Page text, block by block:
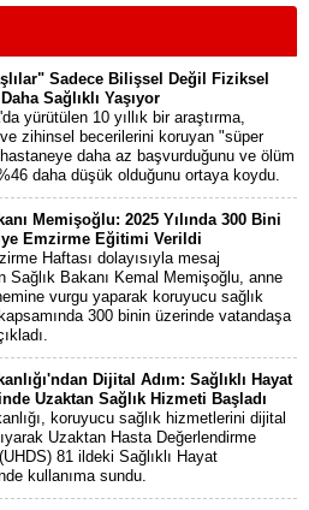
Sadece Bilişsel Değil Fiziksel
Sağlıklı Yaşıyor
yürütülen 10 yıllık bir araştırma,
ve zihinsel becerilerini koruyan "süper
hastaneye daha az başvurduğunu ve ölüm
daha düşük olduğunu ortaya koydu.
Memişoğlu: 2025 Yılında 300 Bini
Emzirme Eğitimi Verildi
Haftası dolayısıyla mesaj
Sağlık Bakanı Kemal Memişoğlu, anne
vurgu yaparak koruyucu sağlık
300 binin üzerinde vatandaşa
Dijital Adım: Sağlıklı Hayat
Uzaktan Sağlık Hizmeti Başladı
koruyucu sağlık hizmetlerini dijital
Uzaktan Hasta Değerlendirme
81 ildeki Sağlıklı Hayat
kullanıma sundu.